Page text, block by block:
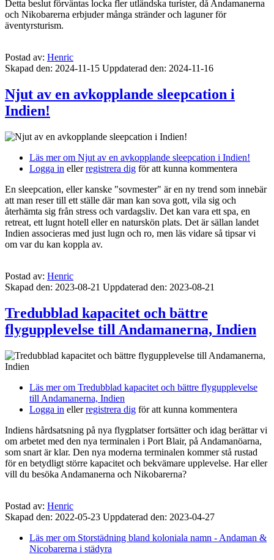
Detta beslut förväntas locka fler utländska turister, då Andamanerna
och Nikobarerna erbjuder många stränder och laguner för
äventyrsturism.
Postad av: Henric
Skapad den: 2024-11-15 Uppdaterad den: 2024-11-16
Njut av en avkopplande sleepcation i
Indien!
Läs merom Njut av en avkopplande sleepcation i Indien!
Logga in ellerregistrera dig för att kunna kommentera
En sleepcation, eller kanske "sovmester" är en ny trend som innebär
att man reser till ett ställe där man kan sova gott, vila sig och
återhämta sig från stress och vardagsliv. Det kan vara ett spa, en
retreat, ett lugnt hotell eller en naturskön plats. Det är sällan landet
Indien associeras med just lugn och ro, men läs vidare så tipsar vi
om var du kan koppla av.
Postad av: Henric
Skapad den: 2023-08-21 Uppdaterad den: 2023-08-21
Tredubblad kapacitet och bättre
flygupplevelse till Andamanerna, Indien
Läs merom Tredubblad kapacitet och bättre flygupplevelse
till Andamanerna, Indien
Logga in ellerregistrera dig för att kunna kommentera
Indiens hårdsatsning på nya flygplatser fortsätter och idag berättar vi
om arbetet med den nya terminalen i Port Blair, på Andamanöarna,
som snart är klar. Den nya moderna terminalen kommer stå rustad
för en betydligt större kapacitet och bekvämare upplevelse. Har eller
vill du besöka Andamanerna och Nikobarerna?
Postad av: Henric
Skapad den: 2022-05-23 Uppdaterad den: 2023-04-27
Läs merom Storstädning bland koloniala namn - Andaman &
Nicobarerna i städyra